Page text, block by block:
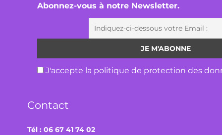
Abonnez-vous à notre Newsletter.
J'accepte la politique de protection des
Contact
Tél : 06 67 41 74 02